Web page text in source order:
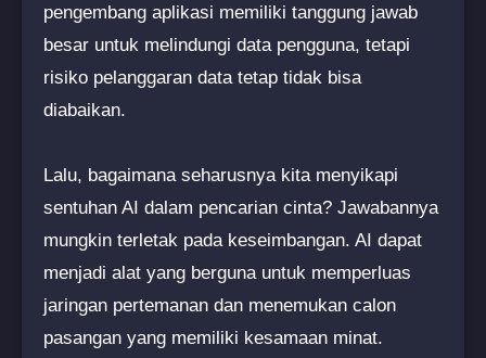
pengembang aplikasi memiliki tanggung jawab
besar untuk melindungi data pengguna, tetapi
risiko pelanggaran data tetap tidak bisa
diabaikan.
Lalu, bagaimana seharusnya kita menyikapi
sentuhan AI dalam pencarian cinta? Jawabannya
mungkin terletak pada keseimbangan. AI dapat
menjadi alat yang berguna untuk memperluas
jaringan pertemanan dan menemukan calon
pasangan yang memiliki kesamaan minat.